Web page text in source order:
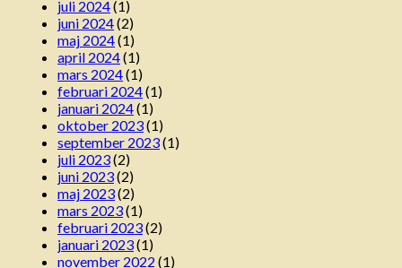
juli 2024(1)
juni 2024(2)
maj 2024(1)
april 2024(1)
mars 2024(1)
februari 2024(1)
januari 2024(1)
oktober 2023(1)
september 2023(1)
juli 2023(2)
juni 2023(2)
maj 2023(2)
mars 2023(1)
februari 2023(2)
januari 2023(1)
november 2022 (1)